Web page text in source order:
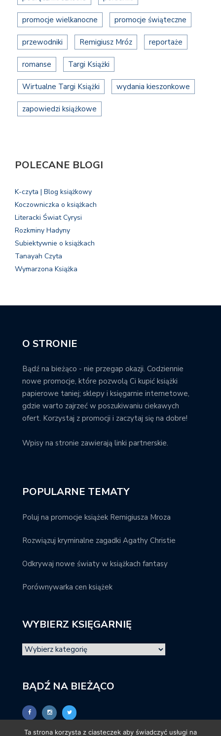
promocje wielkanocne promocje świąteczne
przewodniki Remigiusz Mróz reportaże
romanse Targi Książki
Wirtualne Targi Książki wydania kieszonkowe
zapowiedzi książkowe
POLECANE BLOGI
K-czyta | Blog książkowy
Koczowniczka o książkach
Literacki Świat Cyrysi
Rozkminy Hadyny
Subiektywnie o książkach
Tanayah Czyta
Wymarzona Książka
O STRONIE
Bądź na bieżąco - nie przegap okazji. Codziennie
nowe promocje, które pozwolą Ci kupić książki
papierowe taniej; sklepy i księgarnie internetowe,
gdzie warto zajrzeć w poszukiwaniu ciekawych
ofert. Korzystaj z promocji i zaczytaj się na dobre!
Wpisy na stronie zawierają linki partnerskie.
POPULARNE TEMATY
Poluj na promocje książek Remigiusza Mroza
Rozwiązuj kryminalne zagadki Agathy Christie
Odkrywaj nowe światy w książkach fantasy
Porównywarka cen książek
WYBIERZ KSIĘGARNIĘ
BĄDŹ NA BIEŻĄCO
Ta strona korzysta z ciasteczek aby świadczyć usługi na